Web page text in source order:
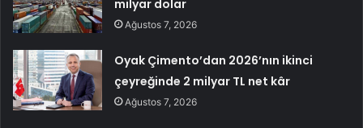
milyar dolar
Ağustos 7, 2026
Oyak Çimento’dan 2026’nın ikinci
çeyreğinde 2 milyar TL net kâr
Ağustos 7, 2026